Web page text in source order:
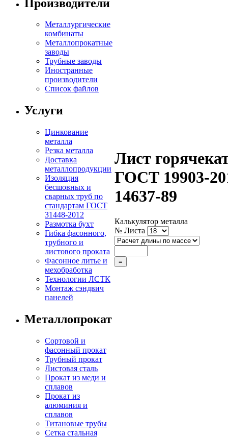
Производители
Металлургические
комбинаты
Металлопрокатные
заводы
Трубные заводы
Иностранные
производители
Список файлов
Услуги
Цинкование
металла
Резка металла
Доставка
металлопродукции
Изоляция
бесшовных и
сварных труб по
стандартам ГОСТ
31448-2012
Размотка бухт
Гибка фасонного,
трубного и
листового проката
Фасонное литье и
мехобработка
Технологии ЛСТК
Монтаж сэндвич
панелей
Металлопрокат
Сортовой и
фасонный прокат
Трубный прокат
Листовая сталь
Прокат из меди и
сплавов
Прокат из
алюминия и
сплавов
Титановые трубы
Сетка стальная
Лист
ГОСТ 19903-
14637-89
Калькулятор металла
№ Листа